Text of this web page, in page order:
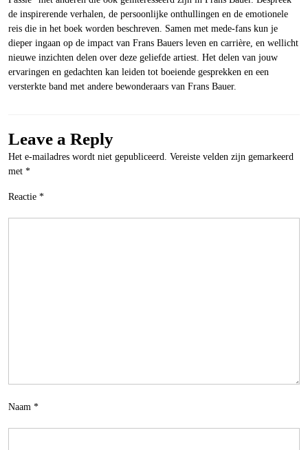
de inspirerende verhalen, de persoonlijke onthullingen en de emotionele
reis die in het boek worden beschreven. Samen met mede-fans kun je
dieper ingaan op de impact van Frans Bauers leven en carrière, en wellicht
nieuwe inzichten delen over deze geliefde artiest. Het delen van jouw
ervaringen en gedachten kan leiden tot boeiende gesprekken en een
versterkte band met andere bewonderaars van Frans Bauer.
Leave a Reply
Het e-mailadres wordt niet gepubliceerd. Vereiste velden zijn gemarkeerd
met *
Reactie *
Naam *